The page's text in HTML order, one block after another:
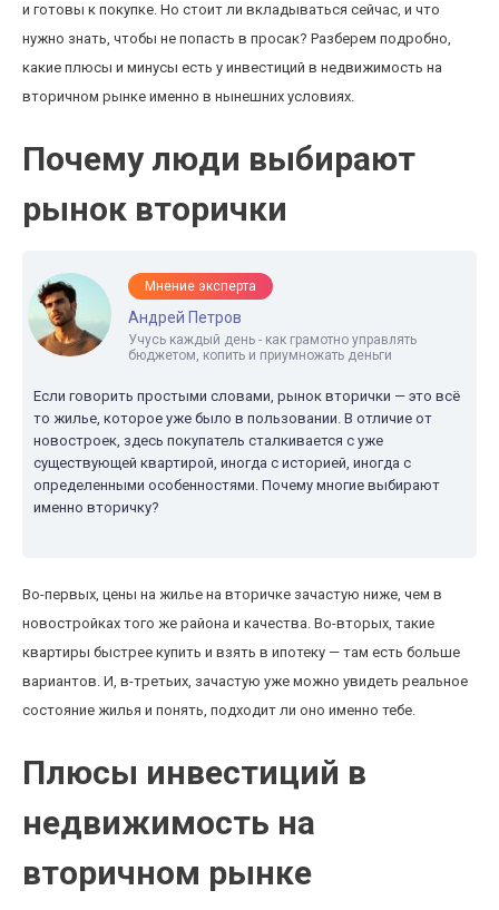
и готовы к покупке. Но стоит ли вкладываться сейчас, и что
нужно знать, чтобы не попасть в просак? Разберем подробно,
какие плюсы и минусы есть у инвестиций в недвижимость на
вторичном рынке именно в нынешних условиях.
Почему люди выбирают
рынок вторички
Мнение эксперта
Андрей Петров
Учусь каждый день - как грамотно управлять
бюджетом, копить и приумножать деньги
Если говорить простыми словами, рынок вторички — это всё
то жилье, которое уже было в пользовании. В отличие от
новостроек, здесь покупатель сталкивается с уже
существующей квартирой, иногда с историей, иногда с
определенными особенностями. Почему многие выбирают
именно вторичку?
Во-первых, цены на жилье на вторичке зачастую ниже, чем в
новостройках того же района и качества. Во-вторых, такие
квартиры быстрее купить и взять в ипотеку — там есть больше
вариантов. И, в-третьих, зачастую уже можно увидеть реальное
состояние жилья и понять, подходит ли оно именно тебе.
Плюсы инвестиций в
недвижимость на
вторичном рынке